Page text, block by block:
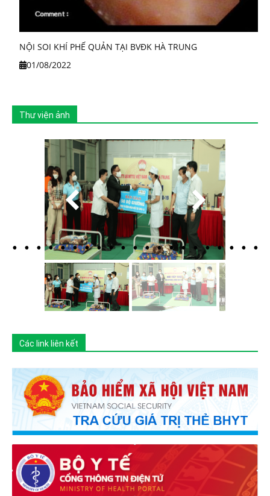
NỘI SOI KHÍ PHẾ QUẢN TẠI BVĐK HÀ TRUNG
01/08/2022
Thư viện ảnh
Các link liên kết